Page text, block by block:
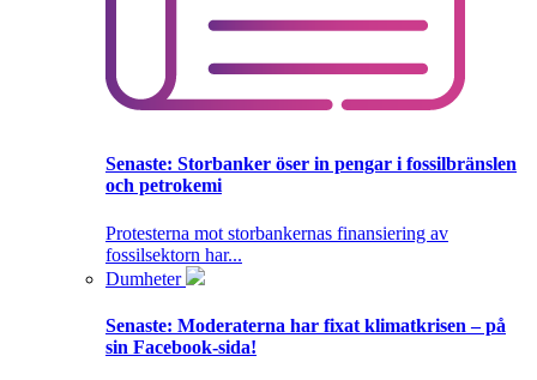
Senaste: Storbanker öser in pengar i fossilbränslen
och petrokemi
Protesterna mot storbankernas finansiering av
fossilsektorn har...
Dumheter
Senaste: Moderaterna har fixat klimatkrisen – på
sin Facebook-sida!